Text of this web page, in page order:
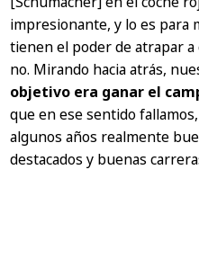
impresionante, y lo es para
tienen el poder de atrapar
no. Mirando hacia atrás,
objetivo era ganar el
que en ese sentido
algunos años realmente
destacados y buenas